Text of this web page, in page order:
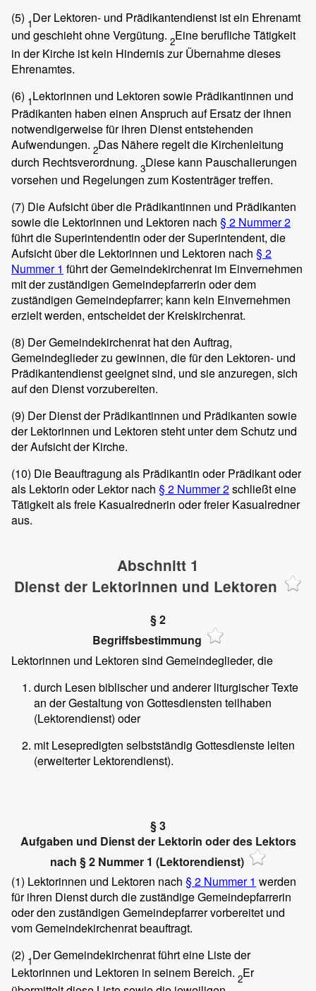
(5) 1Der Lektoren- und Prädikantendienst ist ein Ehrenamt
und geschieht ohne Vergütung. 2Eine berufliche Tätigkeit
in der Kirche ist kein Hindernis zur Übernahme dieses
Ehrenamtes.
(6) 1Lektorinnen und Lektoren sowie Prädikantinnen und
Prädikanten haben einen Anspruch auf Ersatz der ihnen
notwendigerweise für ihren Dienst entstehenden
Aufwendungen. 2Das Nähere regelt die Kirchenleitung
durch Rechtsverordnung. 3Diese kann Pauschalierungen
vorsehen und Regelungen zum Kostenträger treffen.
(7) Die Aufsicht über die Prädikantinnen und Prädikanten
sowie die Lektorinnen und Lektoren nach § 2 Nummer 2
führt die Superintendentin oder der Superintendent, die
Aufsicht über die Lektorinnen und Lektoren nach § 2
Nummer 1 führt der Gemeindekirchenrat im Einvernehmen
mit der zuständigen Gemeindepfarrerin oder dem
zuständigen Gemeindepfarrer; kann kein Einvernehmen
erzielt werden, entscheidet der Kreiskirchenrat.
(8) Der Gemeindekirchenrat hat den Auftrag,
Gemeindeglieder zu gewinnen, die für den Lektoren- und
Prädikantendienst geeignet sind, und sie anzuregen, sich
auf den Dienst vorzubereiten.
(9) Der Dienst der Prädikantinnen und Prädikanten sowie
der Lektorinnen und Lektoren steht unter dem Schutz und
der Aufsicht der Kirche.
(10) Die Beauftragung als Prädikantin oder Prädikant oder
als Lektorin oder Lektor nach § 2 Nummer 2schließt eine
Tätigkeit als freie Kasualrednerin oder freier Kasualredner
aus.
Abschnitt 1
Dienst der Lektorinnen und Lektoren
§ 2
Begriffsbestimmung
Lektorinnen und Lektoren sind Gemeindeglieder, die
durch Lesen biblischer und anderer liturgischer Texte
an der Gestaltung von Gottesdiensten teilhaben
(Lektorendienst) oder
mit Lesepredigten selbstständig Gottesdienste leiten
(erweiterter Lektorendienst).
§ 3
Aufgaben und Dienst der Lektorin oder des Lektors
nach § 2 Nummer 1 (Lektorendienst)
(1) Lektorinnen und Lektoren nach § 2 Nummer 1 werden
für ihren Dienst durch die zuständige Gemeindepfarrerin
oder den zuständigen Gemeindepfarrer vorbereitet und
vom Gemeindekirchenrat beauftragt.
(2) 1Der Gemeindekirchenrat führt eine Liste der
Lektorinnen und Lektoren in seinem Bereich. 2Er